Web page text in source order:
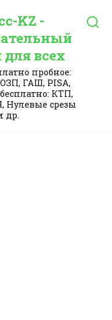
KZ -
всех
пробное:
ГАШ, PISA,
КТП,
Нулевые срезы
др.